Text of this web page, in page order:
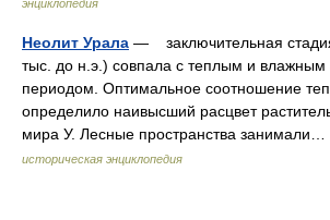
энциклопедия
Неолит Урала — заключительная
тыс. до н.э.) совпала с теплым и влажным
периодом. Оптимальное соотношение
определило наивысший расцвет
мира У. Лесные пространства
историческая энциклопедия